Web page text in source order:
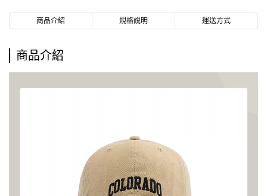
商品介紹 規格說明 運送方式
商品介紹